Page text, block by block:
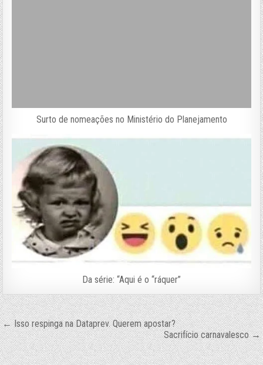
Surto de nomeações no Ministério do Planejamento
Da série: “Aqui é o “ráquer”
Navegação
de
← Isso respinga na Dataprev. Querem apostar?
Sacrifício carnavalesco →